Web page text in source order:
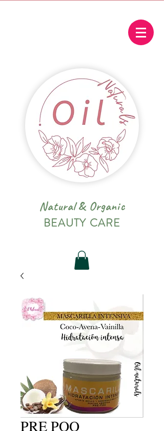
Natural & Organic
BEAUTY CARE
PRE POO